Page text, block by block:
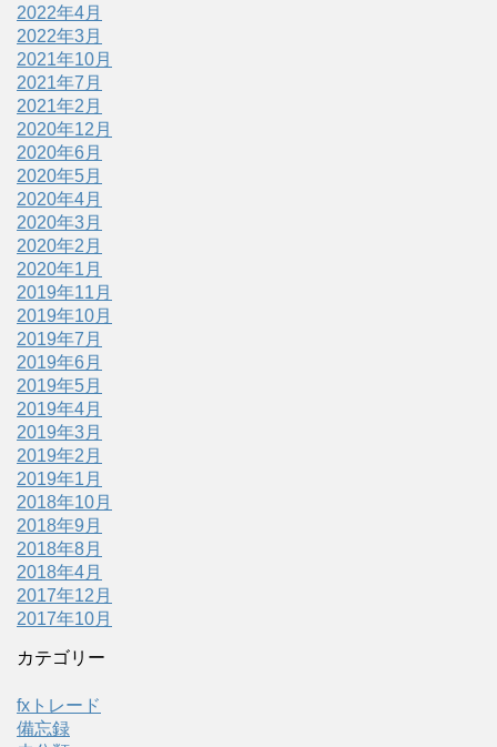
2022年4月
2022年3月
2021年10月
2021年7月
2021年2月
2020年12月
2020年6月
2020年5月
2020年4月
2020年3月
2020年2月
2020年1月
2019年11月
2019年10月
2019年7月
2019年6月
2019年5月
2019年4月
2019年3月
2019年2月
2019年1月
2018年10月
2018年9月
2018年8月
2018年4月
2017年12月
2017年10月
カテゴリー
fxトレード
備忘録